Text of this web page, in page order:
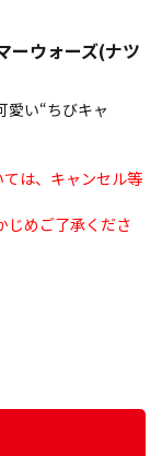
ーウォーズ(ナツ
愛い“ちびキャ
は、キャンセル等
じめご了承くださ